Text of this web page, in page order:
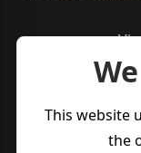
This website
the